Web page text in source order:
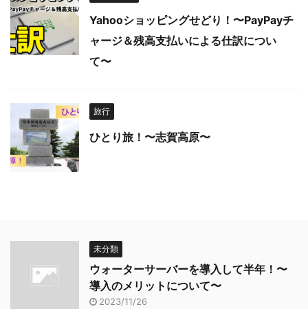
Yahooショッピングせどり！〜PayPayチ
ャージ＆残高支払いによる仕訳につい
て〜
旅行
ひとり旅！〜志賀高原〜
未分類
ウォーターサーバーを導入して半年！〜
導入のメリットについて〜
2023/11/26